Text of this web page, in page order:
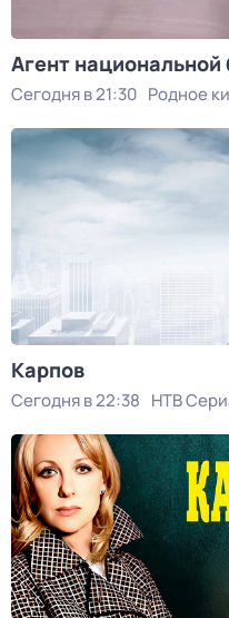
Агент национальной
Сегодня в 21:30 Родное
Карпов
Сегодня в 22:38 НТВ